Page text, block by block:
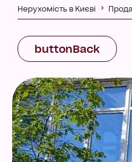
Нерухомість в Києві
buttonBack